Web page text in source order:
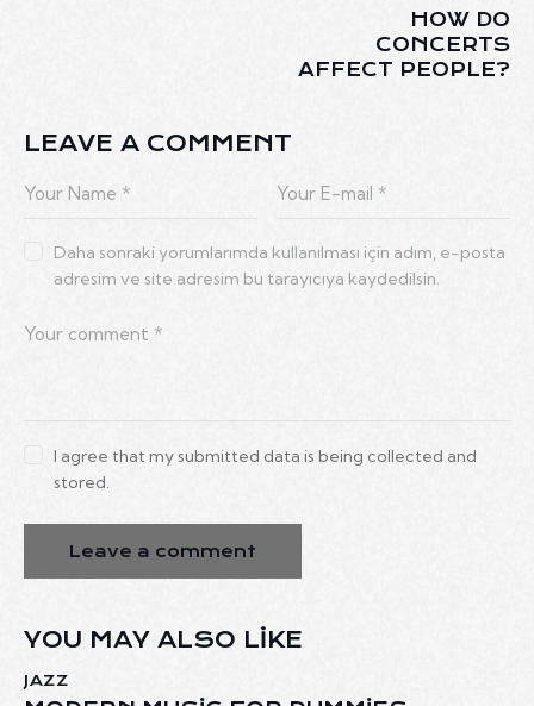
HOW DO
CONCERTS
AFFECT PEOPLE?
LEAVE A COMMENT
Daha sonraki yorumlarımda kullanılması için adım, e-posta
adresim ve site adresim bu tarayıcıya kaydedilsin.
I agree that my submitted data is being collected and
stored.
YOU MAY ALSO LIKE
JAZZ